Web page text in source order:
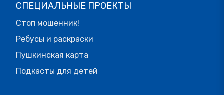
СПЕЦИАЛЬНЫЕ ПРОЕКТЫ
Стоп мошенник!
Ребусы и раскраски
Пушкинская карта
Подкасты для детей